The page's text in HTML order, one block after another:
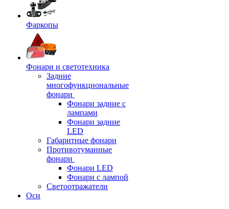
Фаркопы
Фонари и светотехника
Задние
многофункциональные
фонари
Фонари задние с
лампами
Фонари задние
LED
Габаритные фонари
Противотуманные
фонари
Фонари LED
Фонари с лампой
Светоотражатели
Оси